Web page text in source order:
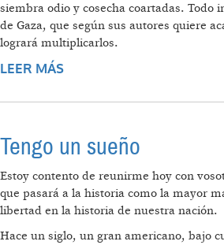
siembra odio y cosecha coartadas. Todo
de Gaza, que según sus autores quiere
logrará multiplicarlos.
LEER MÁS
MAPA
Tengo un sueño
Estoy contento de reunirme hoy con
que pasará a la historia como la mayor
libertad en la historia de nuestra nación.
Hace un siglo, un gran americano, bajo